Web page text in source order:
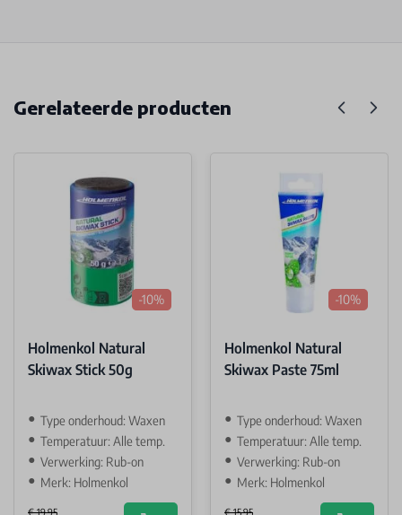
Gerelateerde producten
-10%
Holmenkol Natural
Skiwax Stick 50g
Type onderhoud: Waxen
Temperatuur: Alle temp.
Verwerking: Rub-on
Merk: Holmenkol
€ 19,95
-10%
Holmenkol Natural
Skiwax Paste 75ml
Type onderhoud: Waxen
Temperatuur: Alle temp.
Verwerking: Rub-on
Merk: Holmenkol
€ 15,95